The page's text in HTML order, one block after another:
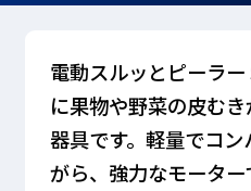
電動スルッとピーラ
に果物や野菜の皮む
器具です。軽量でコ
がら、強力なモータ